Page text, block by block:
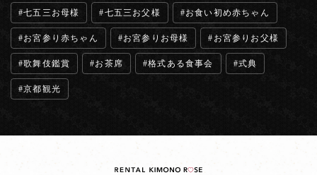
七五三お母様 七五三お父様 お食い初め赤ちゃん
お宮参り赤ちゃん お宮参りお母様 お宮参りお父様
歌舞伎鑑賞 お茶席 格式ある食事会 式典
京都観光